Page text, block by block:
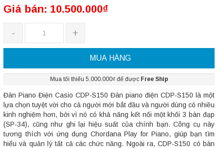
Giá bán: 10.500.000₫
- +
MUA HÀNG
Mua tối thiểu 5.000.000₫ để được Free Ship
Đàn Piano Điện Casio CDP-S150 Đàn piano điện CDP-S150 là một
lựa chọn tuyệt vời cho cả người mới bắt đầu và người dùng có nhiều
kinh nghiệm hơn, bởi vì nó có khả năng kết nối một khối 3 bàn đạp
(SP-34), cũng như ghi lại hiệu suất của chính bạn. Công cụ này
tương thích với ứng dụng Chordana Play for Piano, giúp bạn tìm
hiểu và quản lý tất cả các chức năng. Ngoài ra, CDP-S150 có bàn